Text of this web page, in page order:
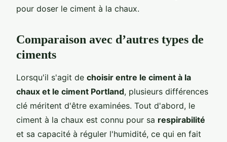
pour doser le ciment à la chaux.
Comparaison avec d’autres types de
ciments
Lorsqu'il s'agit de choisir entre le ciment à la
chaux et le ciment Portland, plusieurs différences
clé méritent d'être examinées. Tout d'abord, le
ciment à la chaux est connu pour sa respirabilité
et sa capacité à réguler l'humidité, ce qui en fait